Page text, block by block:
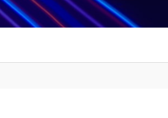
AI指挥调度系统 监控指挥中心